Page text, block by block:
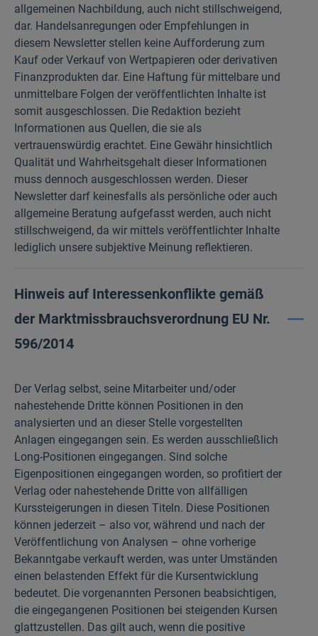
allgemeinen Nachbildung, auch nicht stillschweigend,
dar. Handelsanregungen oder Empfehlungen in
diesem Newsletter stellen keine Aufforderung zum
Kauf oder Verkauf von Wertpapieren oder derivativen
Finanzprodukten dar. Eine Haftung für mittelbare und
unmittelbare Folgen der veröffentlichten Inhalte ist
somit ausgeschlossen. Die Redaktion bezieht
Informationen aus Quellen, die sie als
vertrauenswürdig erachtet. Eine Gewähr hinsichtlich
Qualität und Wahrheitsgehalt dieser Informationen
muss dennoch ausgeschlossen werden. Dieser
Newsletter darf keinesfalls als persönliche oder auch
allgemeine Beratung aufgefasst werden, auch nicht
stillschweigend, da wir mittels veröffentlichter Inhalte
lediglich unsere subjektive Meinung reflektieren.
Hinweis auf Interessenkonflikte gemäß
der Marktmissbrauchsverordnung EU Nr.
596/2014
Der Verlag selbst, seine Mitarbeiter und/oder
nahestehende Dritte können Positionen in den
analysierten und an dieser Stelle vorgestellten
Anlagen eingegangen sein. Es werden ausschließlich
Long-Positionen eingegangen. Sind solche
Eigenpositionen eingegangen worden, so profitiert der
Verlag oder nahestehende Dritte von allfälligen
Kurssteigerungen in diesen Titeln. Diese Positionen
können jederzeit – also vor, während und nach der
Veröffentlichung von Analysen – ohne vorherige
Bekanntgabe verkauft werden, was unter Umständen
einen belastenden Effekt für die Kursentwicklung
bedeutet. Die vorgenannten Personen beabsichtigen,
die eingegangenen Positionen bei steigenden Kursen
glattzustellen. Das gilt auch, wenn die positive